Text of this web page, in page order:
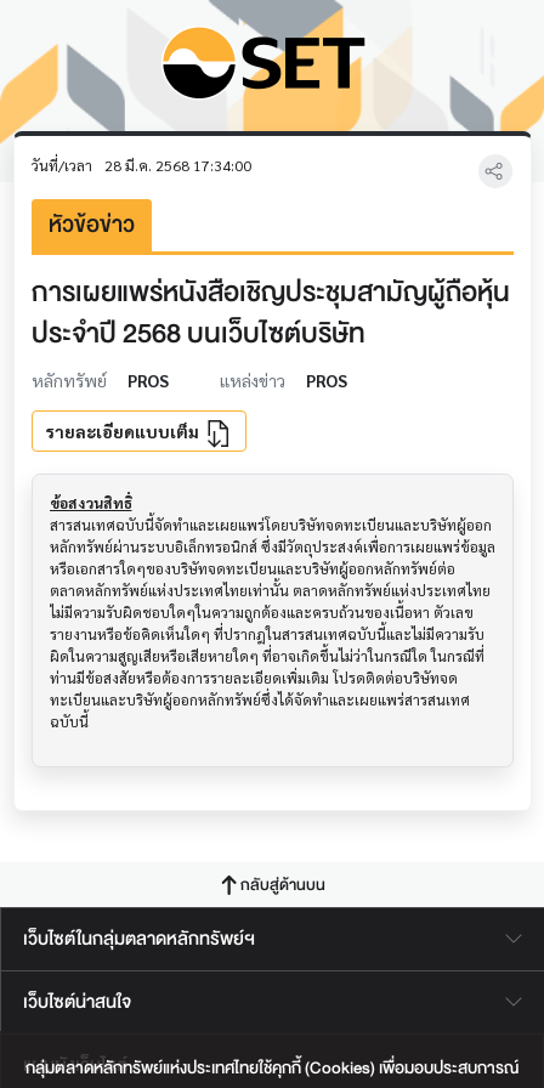
กลุ่มตลาดหลักทรัพย์แห่งประเทศไทยใช้คุกกี้ (Cookies) เพื่อมอบประสบการณ์
วันที่/เวลา 28 มี.ค. 2568 17:34:00
หัวข้อข่าว
การเผยแพร่หนังสือเชิญประชุมสามัญผู้ถือหุ้น
ประจำปี 2568 บนเว็บไซต์บริษัท
หลักทรัพย์ PROS แหล่งข่าว PROS
รายละเอียดแบบเต็ม
ข้อสงวนสิทธิ์
สารสนเทศฉบับนี้จัดทำและเผยแพร่โดยบริษัทจดทะเบียนและบริษัทผู้ออก
หลักทรัพย์ผ่านระบบอิเล็กทรอนิกส์ ซึ่งมีวัตถุประสงค์เพื่อการเผยแพร่ข้อมูล
หรือเอกสารใดๆของบริษัทจดทะเบียนและบริษัทผู้ออกหลักทรัพย์ต่อ
ตลาดหลักทรัพย์แห่งประเทศไทยเท่านั้น ตลาดหลักทรัพย์แห่งประเทศไทย
ไม่มีความรับผิดชอบใดๆในความถูกต้องและครบถ้วนของเนื้อหา ตัวเลข
รายงานหรือข้อคิดเห็นใดๆ ที่ปรากฎในสารสนเทศฉบับนี้และไม่มีความรับ
ผิดในความสูญเสียหรือเสียหายใดๆ ที่อาจเกิดขึ้นไม่ว่าในกรณีใด ในกรณีที่
ท่านมีข้อสงสัยหรือต้องการรายละเอียดเพิ่มเติม โปรดติดต่อบริษัทจด
ทะเบียนและบริษัทผู้ออกหลักทรัพย์ซึ่งได้จัดทำและเผยแพร่สารสนเทศ
ฉบับนี้
กลับสู่ด้านบน
เว็บไซต์ในกลุ่มตลาดหลักทรัพย์ฯ
เว็บไซต์น่าสนใจ
แผนผังเว็บไซต์